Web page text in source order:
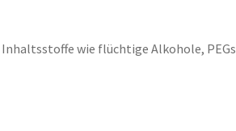
wie flüchtige Alkohole, PEGs